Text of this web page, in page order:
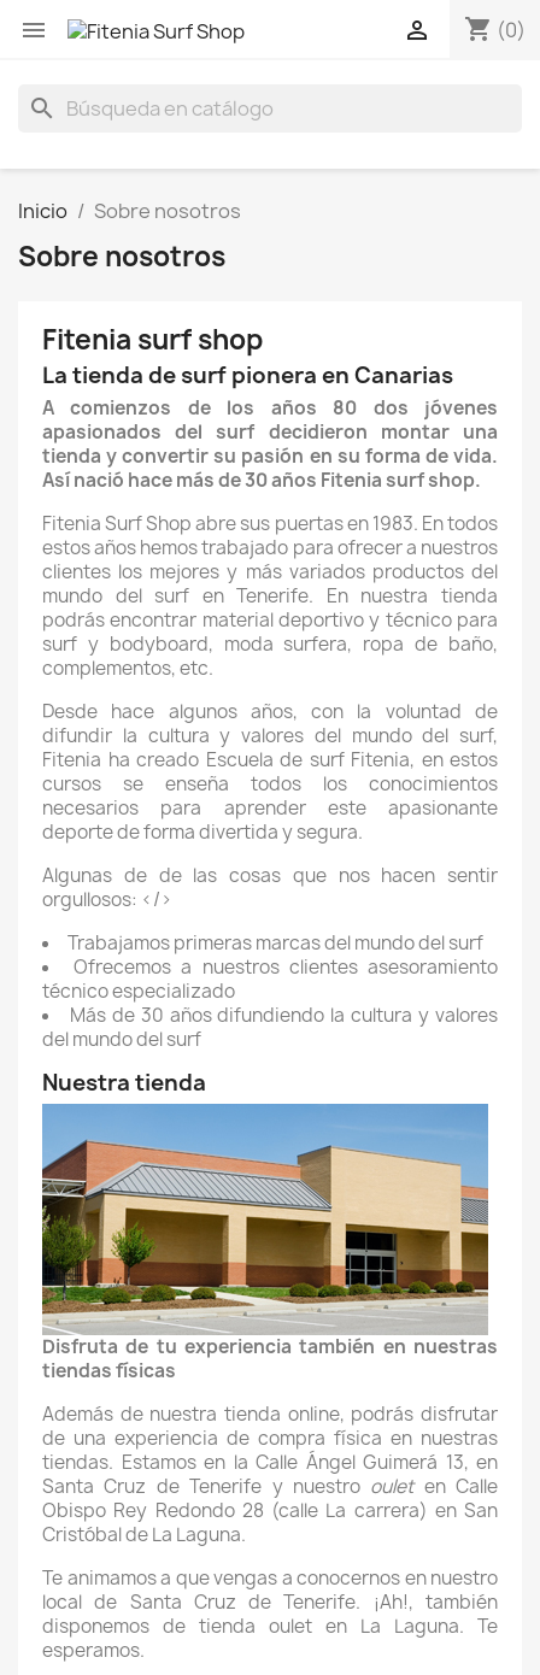
 shopping_cart (0)

search
Inicio Sobre nosotros
Sobre nosotros
Fitenia surf shop
La tienda de surf pionera en Canarias
A comienzos de los años 80 dos jóvenes
apasionados del surf decidieron montar una
tienda y convertir su pasión en su forma de vida.
Así nació hace más de 30 años Fitenia surf shop.
Fitenia Surf Shop abre sus puertas en 1983. En todos
estos años hemos trabajado para ofrecer a nuestros
clientes los mejores y más variados productos del
mundo del surf en Tenerife. En nuestra tienda
podrás encontrar material deportivo y técnico para
surf y bodyboard, moda surfera, ropa de baño,
complementos, etc.
Desde hace algunos años, con la voluntad de
difundir la cultura y valores del mundo del surf,
Fitenia ha creado Escuela de surf Fitenia, en estos
cursos se enseña todos los conocimientos
necesarios para aprender este apasionante
deporte de forma divertida y segura.
Algunas de de las cosas que nos hacen sentir
orgullosos: </>
Trabajamos primeras marcas del mundo del surf
Ofrecemos a nuestros clientes asesoramiento
técnico especializado
Más de 30 años difundiendo la cultura y valores
del mundo del surf
Nuestra tienda
Disfruta de tu experiencia también en nuestras
tiendas físicas
Además de nuestra tienda online, podrás disfrutar
de una experiencia de compra física en nuestras
tiendas. Estamos en la Calle Ángel Guimerá 13, en
Santa Cruz de Tenerife y nuestro ouleten Calle
Obispo Rey Redondo 28 (calle La carrera) en San
Cristóbal de La Laguna.
Te animamos a que vengas a conocernos en nuestro
local de Santa Cruz de Tenerife. ¡Ah!, también
disponemos de tienda oulet en La Laguna. Te
esperamos.